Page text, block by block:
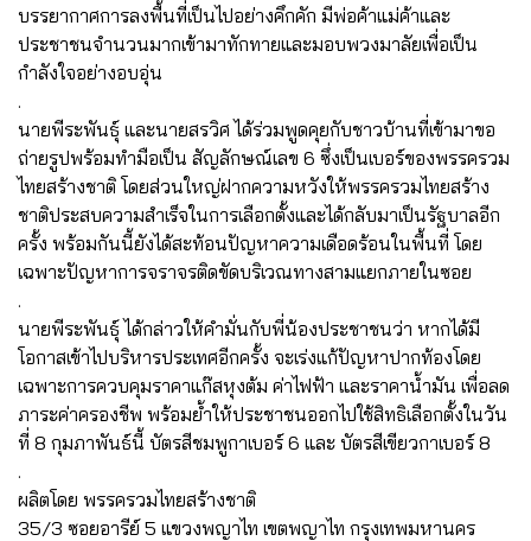
บรรยากาศการลงพื้นที่เป็นไปอย่างคึกคัก มีพ่อค้าแม่ค้าและ
ประชาชนจำนวนมากเข้ามาทักทายและมอบพวงมาลัยเพื่อเป็น
กำลังใจอย่างอบอุ่น
.
นายพีระพันธุ์ และนายสรวิศ ได้ร่วมพูดคุยกับชาวบ้านที่เข้ามาขอ
ถ่ายรูปพร้อมทำมือเป็น สัญลักษณ์เลข 6 ซึ่งเป็นเบอร์ของพรรครวม
ไทยสร้างชาติ โดยส่วนใหญ่ฝากความหวังให้พรรครวมไทยสร้าง
ชาติประสบความสำเร็จในการเลือกตั้งและได้กลับมาเป็นรัฐบาลอีก
ครั้ง พร้อมกันนี้ยังได้สะท้อนปัญหาความเดือดร้อนในพื้นที่ โดย
เฉพาะปัญหาการจราจรติดขัดบริเวณทางสามแยกภายในซอย
.
นายพีระพันธุ์ ได้กล่าวให้คำมั่นกับพี่น้องประชาชนว่า หากได้มี
โอกาสเข้าไปบริหารประเทศอีกครั้ง จะเร่งแก้ปัญหาปากท้องโดย
เฉพาะการควบคุมราคาแก๊สหุงต้ม ค่าไฟฟ้า และราคาน้ำมัน เพื่อลด
ภาระค่าครองชีพ พร้อมย้ำให้ประชาชนออกไปใช้สิทธิเลือกตั้งในวัน
ที่ 8 กุมภาพันธ์นี้ บัตรสีชมพูกาเบอร์ 6 และ บัตรสีเขียวกาเบอร์ 8
.
ผลิตโดย พรรครวมไทยสร้างชาติ
35/3 ซอยอารีย์ 5 แขวงพญาไท เขตพญาไท กรุงเทพมหานคร